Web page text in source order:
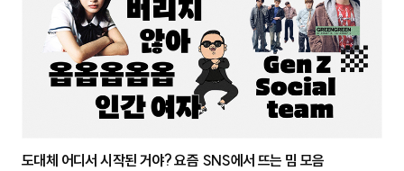
도대체 어디서 시작된 거야? 요즘 SNS에서 뜨는 밈 모음